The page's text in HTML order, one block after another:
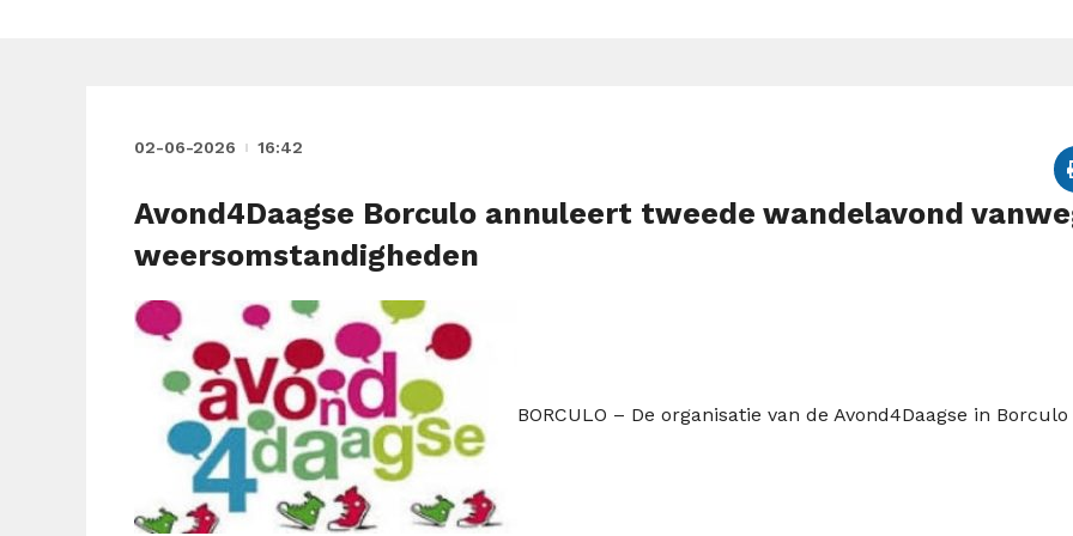
02-06-2026 16:42
Avond4Daagse Borculo annuleert tweede wandelavond
weersomstandigheden
BORCULO – De organisatie van de Avond4Daagse in Borculo